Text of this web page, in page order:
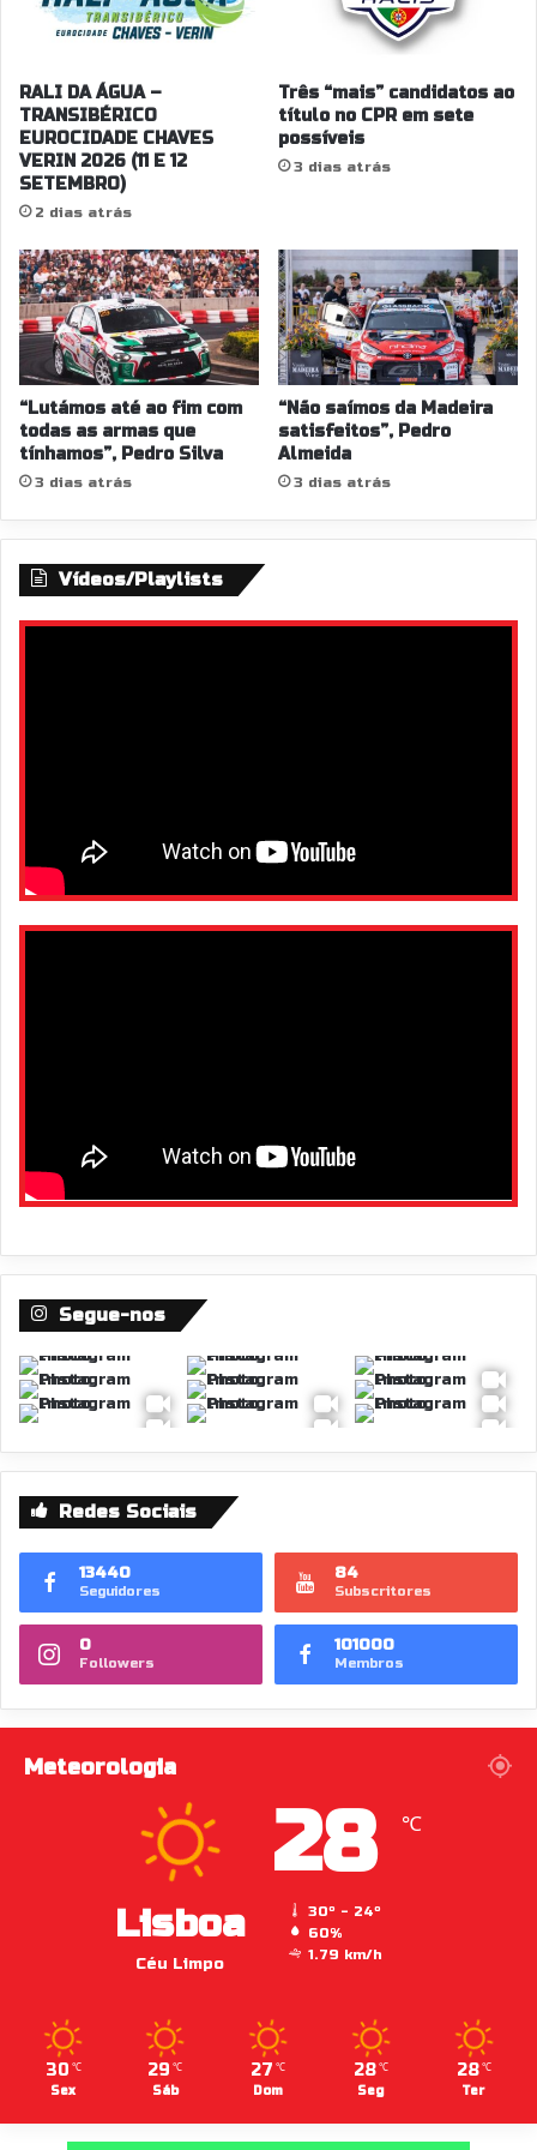
RALI DA ÁGUA –
TRANSIBÉRICO
EUROCIDADE CHAVES
VERIN 2026 (11 E 12
SETEMBRO)
2 dias atrás
Três “mais” candidatos ao
título no CPR em sete
possíveis
3 dias atrás
“Lutámos até ao fim com
todas as armas que
tínhamos”, Pedro Silva
3 dias atrás
“Não saímos da Madeira
satisfeitos”, Pedro
Almeida
3 dias atrás
Vídeos/Playlists
Segue-nos
Redes Sociais
13440
Seguidores
84
Subscritores
0
Followers
101000
Membros
Meteorologia
Lisboa
Céu Limpo
28 ℃
30º - 24º
60%
1.79 km/h
30 ℃
Sex
29 ℃
Sáb
27 ℃
Dom
28 ℃
Seg
28 ℃
Ter